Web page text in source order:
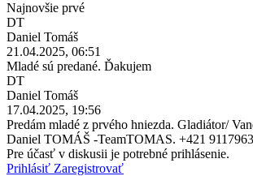
Najnovšie prvé
DT
Daniel Tomáš
21.04.2025, 06:51
Mladé sú predané. Ďakujem
DT
Daniel Tomáš
17.04.2025, 19:56
Predám mladé z prvého hniezda. Gladiátor/
Daniel TOMÁŠ -TeamTOMAS. +421
Pre účasť v diskusii je potrebné prihlásenie.
Prihlásiť Zaregistrovať